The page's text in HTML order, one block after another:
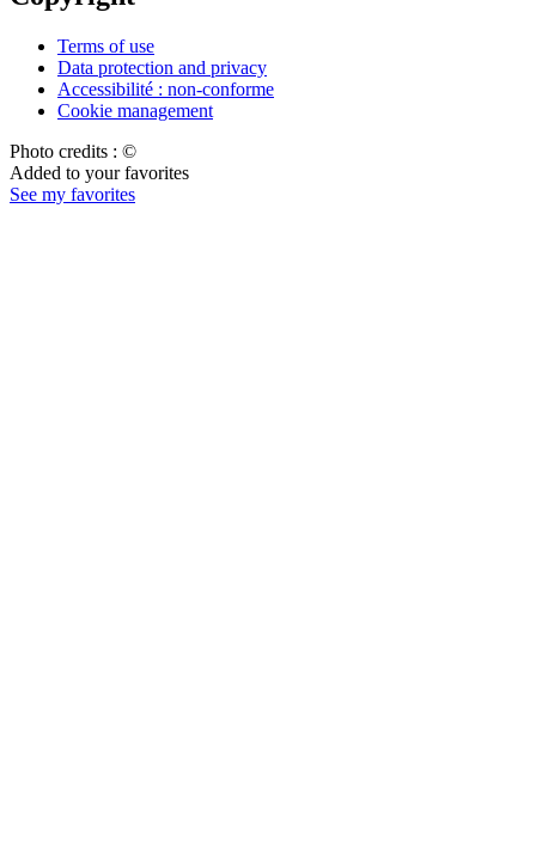
Terms of use
Data protection and privacy
Accessibilité : non-conforme
Cookie management
Photo credits : ©
Added to your favorites
See my favorites